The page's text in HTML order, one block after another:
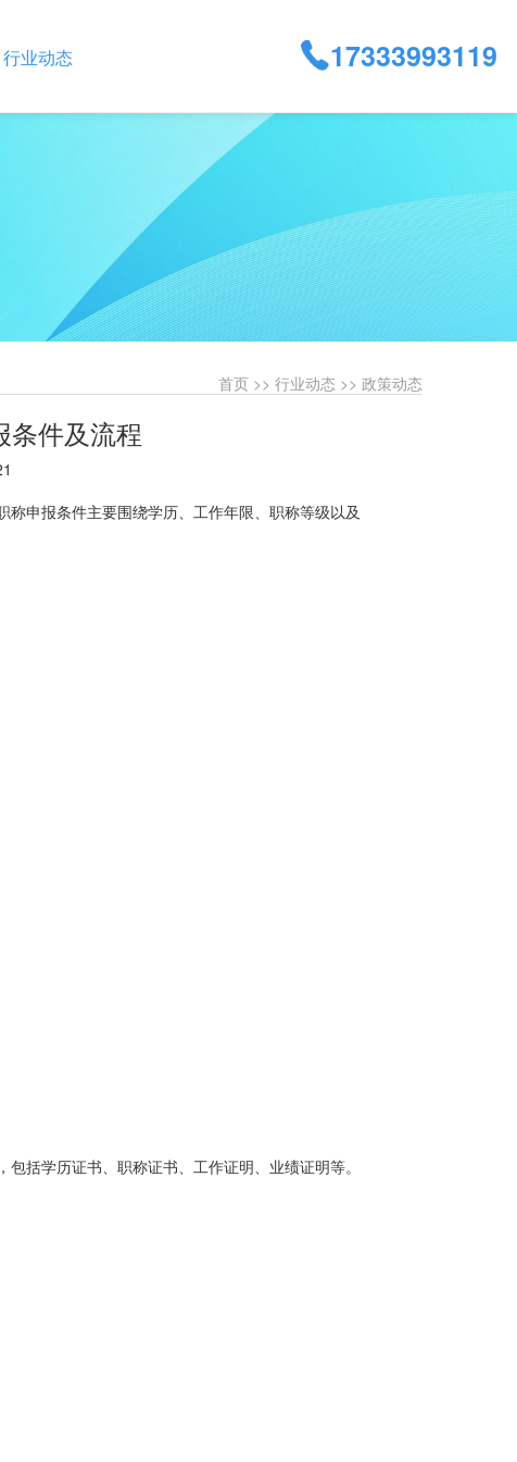
行业动态 17333993119
首页 >> 行业动态 >> 政策动态
条件及流程
申报条件主要围绕学历、工作年限、职称等级以及
括学历证书、职称证书、工作证明、业绩证明等。